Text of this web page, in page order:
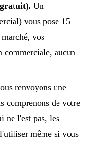
Un
vous pose 15
vos
commerciale, aucun
renvoyons une
comprenons de votre
ne l'est pas, les
même si vous